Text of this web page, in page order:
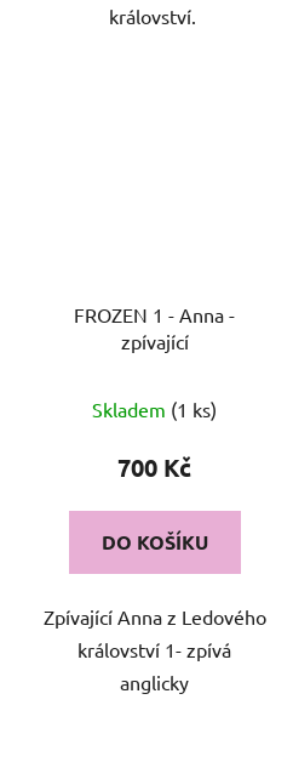
království.
FROZEN 1 - Anna -
zpívající
Skladem (1 ks)
700 Kč
DO KOŠÍKU
Zpívající Anna z Ledového
království 1- zpívá
anglicky